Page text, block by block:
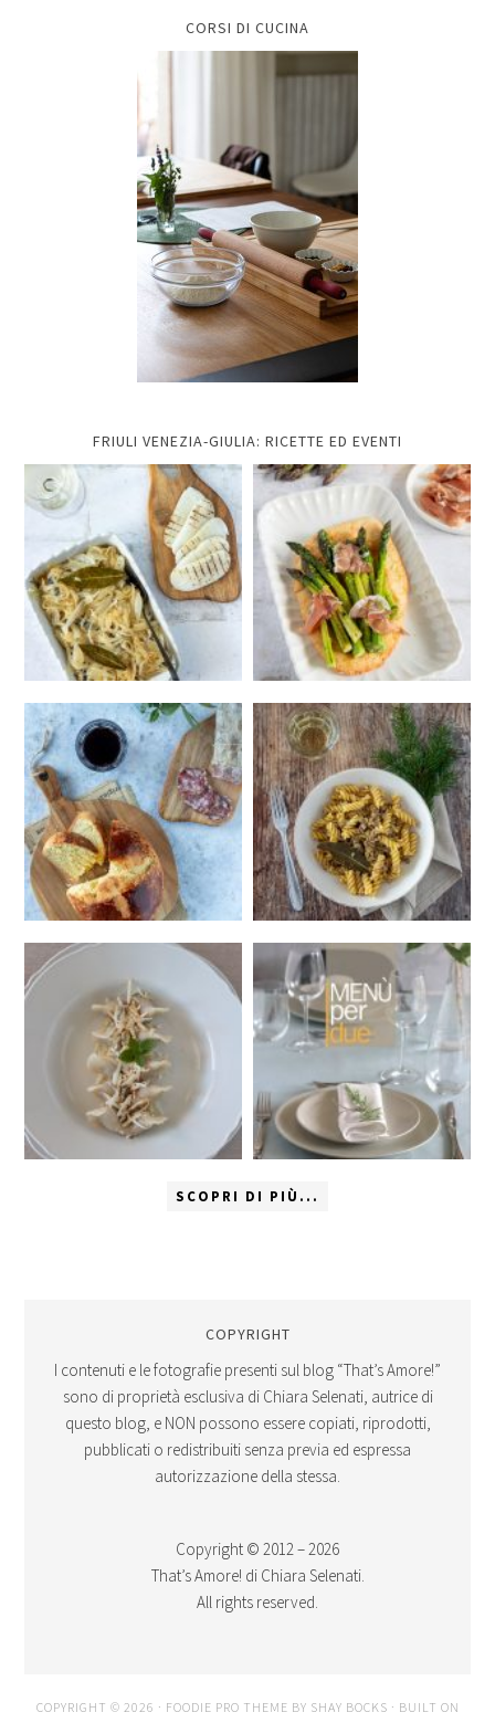
CORSI DI CUCINA
FRIULI VENEZIA-GIULIA: RICETTE ED EVENTI
SCOPRI DI PIÙ...
COPYRIGHT
I contenuti e le fotografie presenti sul blog “That’s Amore!”
sono di proprietà esclusiva di Chiara Selenati, autrice di
questo blog, e NON possono essere copiati, riprodotti,
pubblicati o redistribuiti senza previa ed espressa
autorizzazione della stessa.
Copyright © 2012 – 2026
That’s Amore! di Chiara Selenati.
All rights reserved.
COPYRIGHT © 2026 · FOODIE PRO THEME BY SHAY BOCKS · BUILT ON